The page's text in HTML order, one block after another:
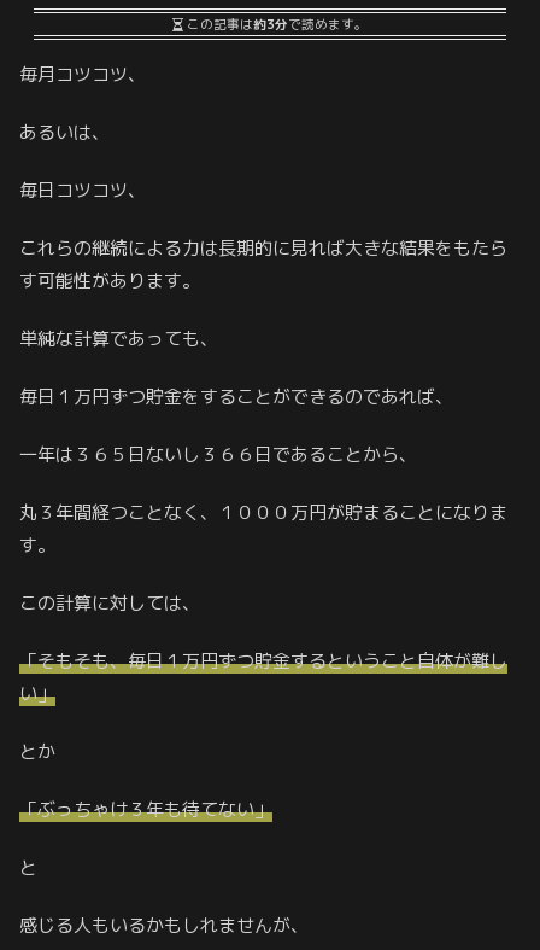
この記事は約3分で読めます。
毎月コツコツ、
あるいは、
毎日コツコツ、
これらの継続による力は長期的に見れば大きな結果をもたら
す可能性があります。
単純な計算であっても、
毎日１万円ずつ貯金をすることができるのであれば、
一年は３６５日ないし３６６日であることから、
丸３年間経つことなく、１０００万円が貯まることになりま
す。
この計算に対しては、
「そもそも、毎日１万円ずつ貯金するということ自体が難し
い」
とか
「ぶっちゃけ３年も待てない」
と
感じる人もいるかもしれませんが、